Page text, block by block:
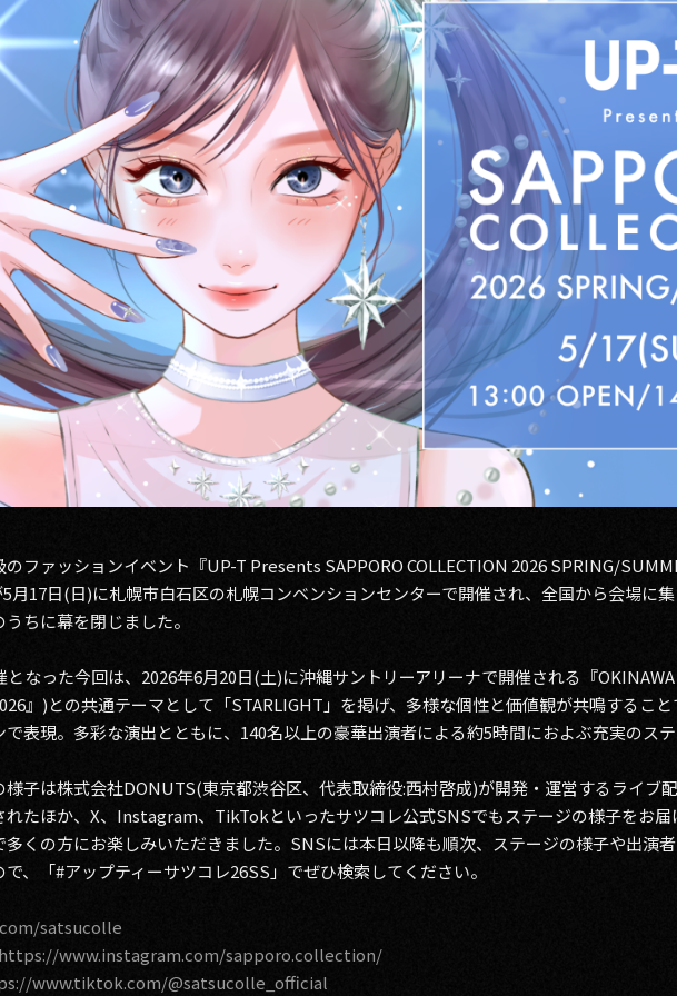
ファッションイベント『UP-T Presents SAPPORO COLLECTION 2026 SPRING/
5月17日(日)に札幌市白石区の札幌コンベンションセンターで開催され、全国から会場に
ちに幕を閉じました。
となった今回は、2026年6月20日(土)に沖縄サントリーアリーナで開催される『OKINAWA
』)との共通テーマとして「STARLIGHT」を掲げ、多様な個性と価値観が共鳴するこ
で表現。多彩な演出とともに、140名以上の豪華出演者による約5時間におよぶ充実のステ
様子は株式会社DONUTS(東京都渋谷区、代表取締役:西村啓成)が開発・運営するライブ
れたほか、X、Instagram、TikTokといったサツコレ公式SNSでもステージの様子をお
多くの方にお楽しみいただきました。SNSには本日以降も順次、ステージの様子や出演
、「#アップティーサツコレ26SS」でぜひ検索してください。
satsucolle
https://www.instagram.com/sapporo.collection/
www.tiktok.com/@satsucolle_official